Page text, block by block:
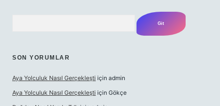
SON YORUMLAR
Aya Yolculuk Nasıl Gerçekleşti için admin
Aya Yolculuk Nasıl Gerçekleşti için Gökçe